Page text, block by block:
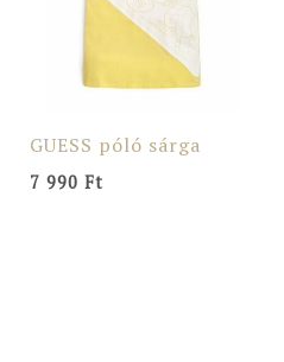
GUESS póló sárga
7 990 Ft